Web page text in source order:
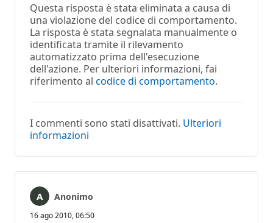
Questa risposta è stata eliminata a causa di
una violazione del codice di comportamento.
La risposta è stata segnalata manualmente o
identificata tramite il rilevamento
automatizzato prima dell'esecuzione
dell'azione. Per ulteriori informazioni, fai
riferimento al codice di comportamento.
I commenti sono stati disattivati. Ulteriori
informazioni
Anonimo
16 ago 2010, 06:50